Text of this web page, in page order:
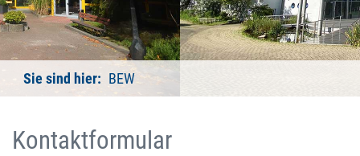
Sie sind hier: BEW
Kontaktformular